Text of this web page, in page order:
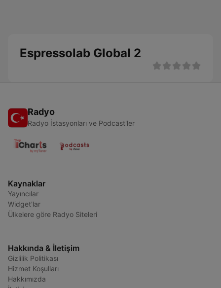
Espressolab Global 2
Radyo
Radyo İstasyonları ve Podcast'ler
Kaynaklar
Yayıncılar
Widget'lar
Ülkelere göre Radyo Siteleri
Hakkında & İletişim
Gizlilik Politikası
Hizmet Koşulları
Hakkımızda